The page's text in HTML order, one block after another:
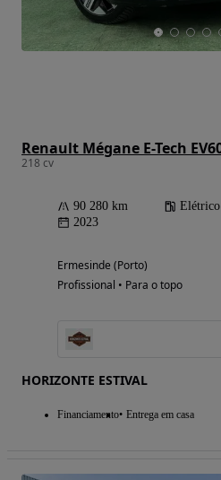
218 cv
90 280 km Elétrico
2023
Ermesinde (Porto)
Profissional • Para o topo
HORIZONTE ESTIVAL
Financiamento Entrega em casa